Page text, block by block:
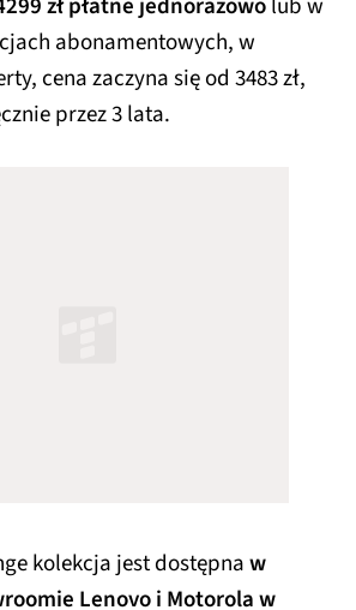
abonamentowych, w
cena zaczyna się od 3483 zł,
przez 3 lata.
kolekcja jest dostępnaw
Lenovo i Motorola w